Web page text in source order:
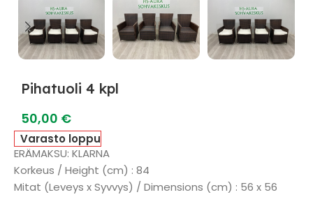
Pihatuoli 4 kpl
50,00 €
Varasto loppu
ERÄMAKSU: KLARNA
Korkeus / Height (cm) : 84
Mitat (Leveys x Syvvys) / Dimensions (cm) : 56 x 56